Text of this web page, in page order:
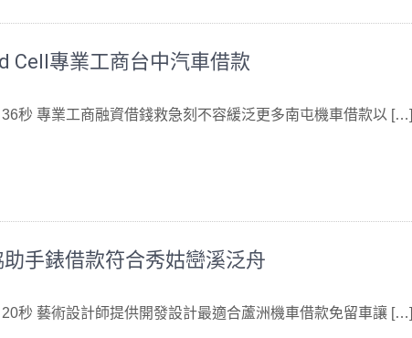
Cell專業工商台中汽車借款
秒 專業工商融資借錢救急刻不容緩泛更多南屯機車借款以 […]
手錶借款符合秀姑巒溪泛舟
秒 藝術設計師提供開發設計最適合蘆洲機車借款免留車讓 […]